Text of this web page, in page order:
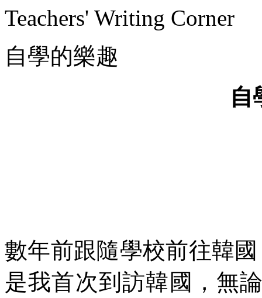
Teachers' Writing Corner
自學的樂趣
自
數年前跟隨學校前往韓
是我首次到訪韓國，無